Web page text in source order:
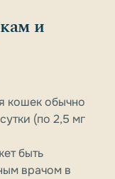
и
кошек обычно
(по 2,5 мг
быть
врачом в